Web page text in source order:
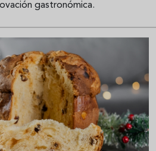
gastronómica.